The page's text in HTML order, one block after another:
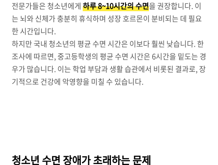
전문가들은 청소년에게하루 8~10시간의 수면을 권장합니다. 이
는 뇌와 신체가 충분히 휴식하며 성장 호르몬이 분비되는 데 필요
한 시간입니다.
하지만 국내 청소년의 평균 수면 시간은 이보다 훨씬 낮습니다. 한
조사에 따르면, 중고등학생의 평균 수면 시간은 6시간을 밑도는 경
우가 많습니다. 이는 학업 부담과 생활 습관에서 비롯된 결과로, 장
기적으로 건강에 악영향을 미칠 수 있습니다.
청소년 수면 장애가 초래하는 문제